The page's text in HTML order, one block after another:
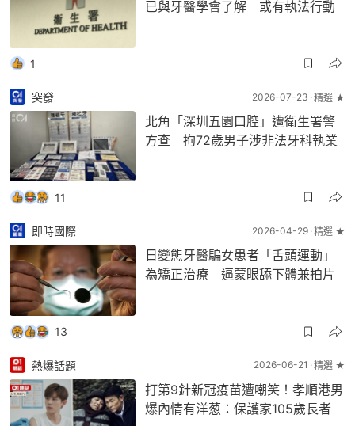
已與牙醫學會了解 或有執法行動
1
突發 2026-07-23 精選 ★
北角「深圳五園口腔」遭衛生署警
方查 拘72歲男子涉非法牙科執業
11
即時國際 2026-04-29 精選 ★
日變態牙醫騙女患者「舌頭運動」
為矯正治療 逼蒙眼舔下體兼拍片
13
熱爆話題 2026-06-21 精選 ★
打第9針新冠疫苗遭嘲笑！孝順港男
爆內情有洋葱：保護家105歲長者